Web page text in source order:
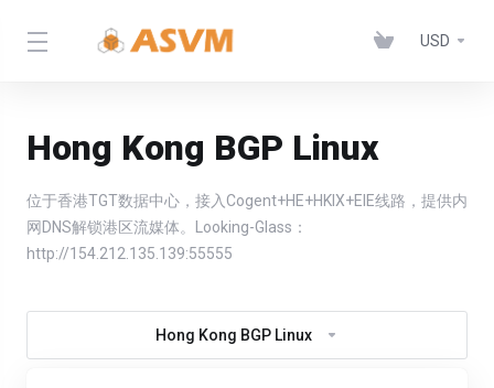
USD
Hong Kong BGP Linux
位于香港TGT数据中心，接入Cogent+HE+HKIX+EIE线路，提供内
网DNS解锁港区流媒体。Looking-Glass：
http://154.212.135.139:55555
Hong Kong BGP Linux